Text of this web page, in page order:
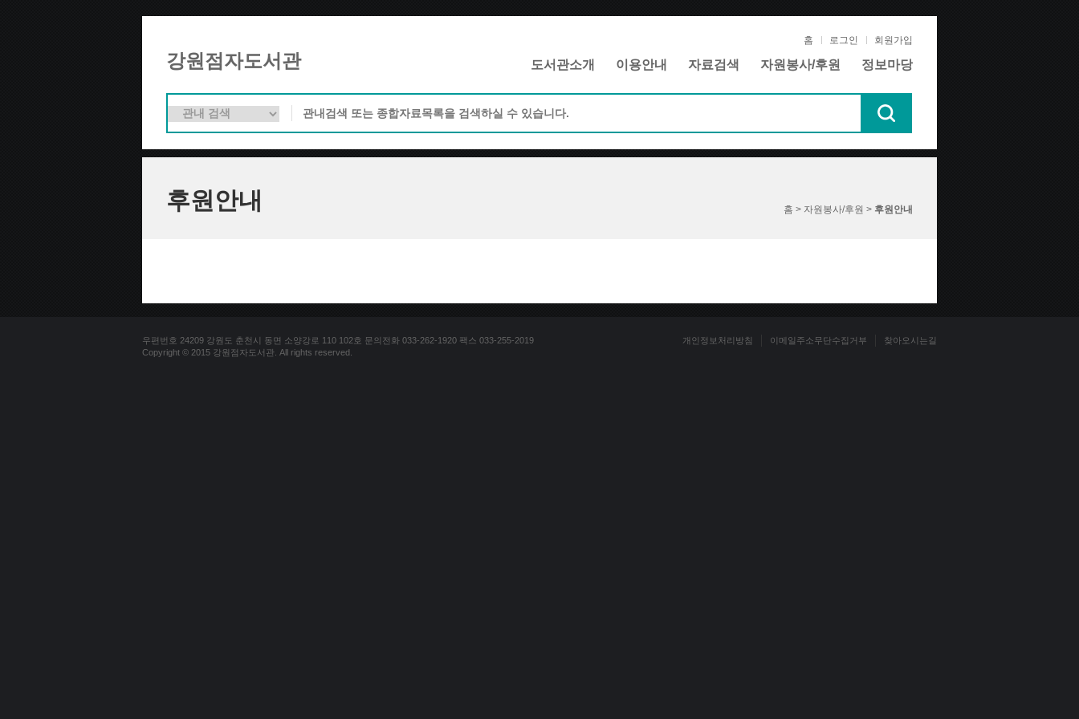
강원점자도서관
홈 로그인 회원가입
도서관소개 이용안내 자료검색 자원봉사/후원 정보마당
후원안내 홈 > 자원봉사/후원 > 후원안내
우편번호 24209 강원도 춘천시 동면 소양강로 110 102호 문의전화 033-262-1920 팩스 033-255-2019
Copyright © 2015 강원점자도서관. All rights reserved.
개인정보처리방침 이메일주소무단수집거부 찾아오시는길